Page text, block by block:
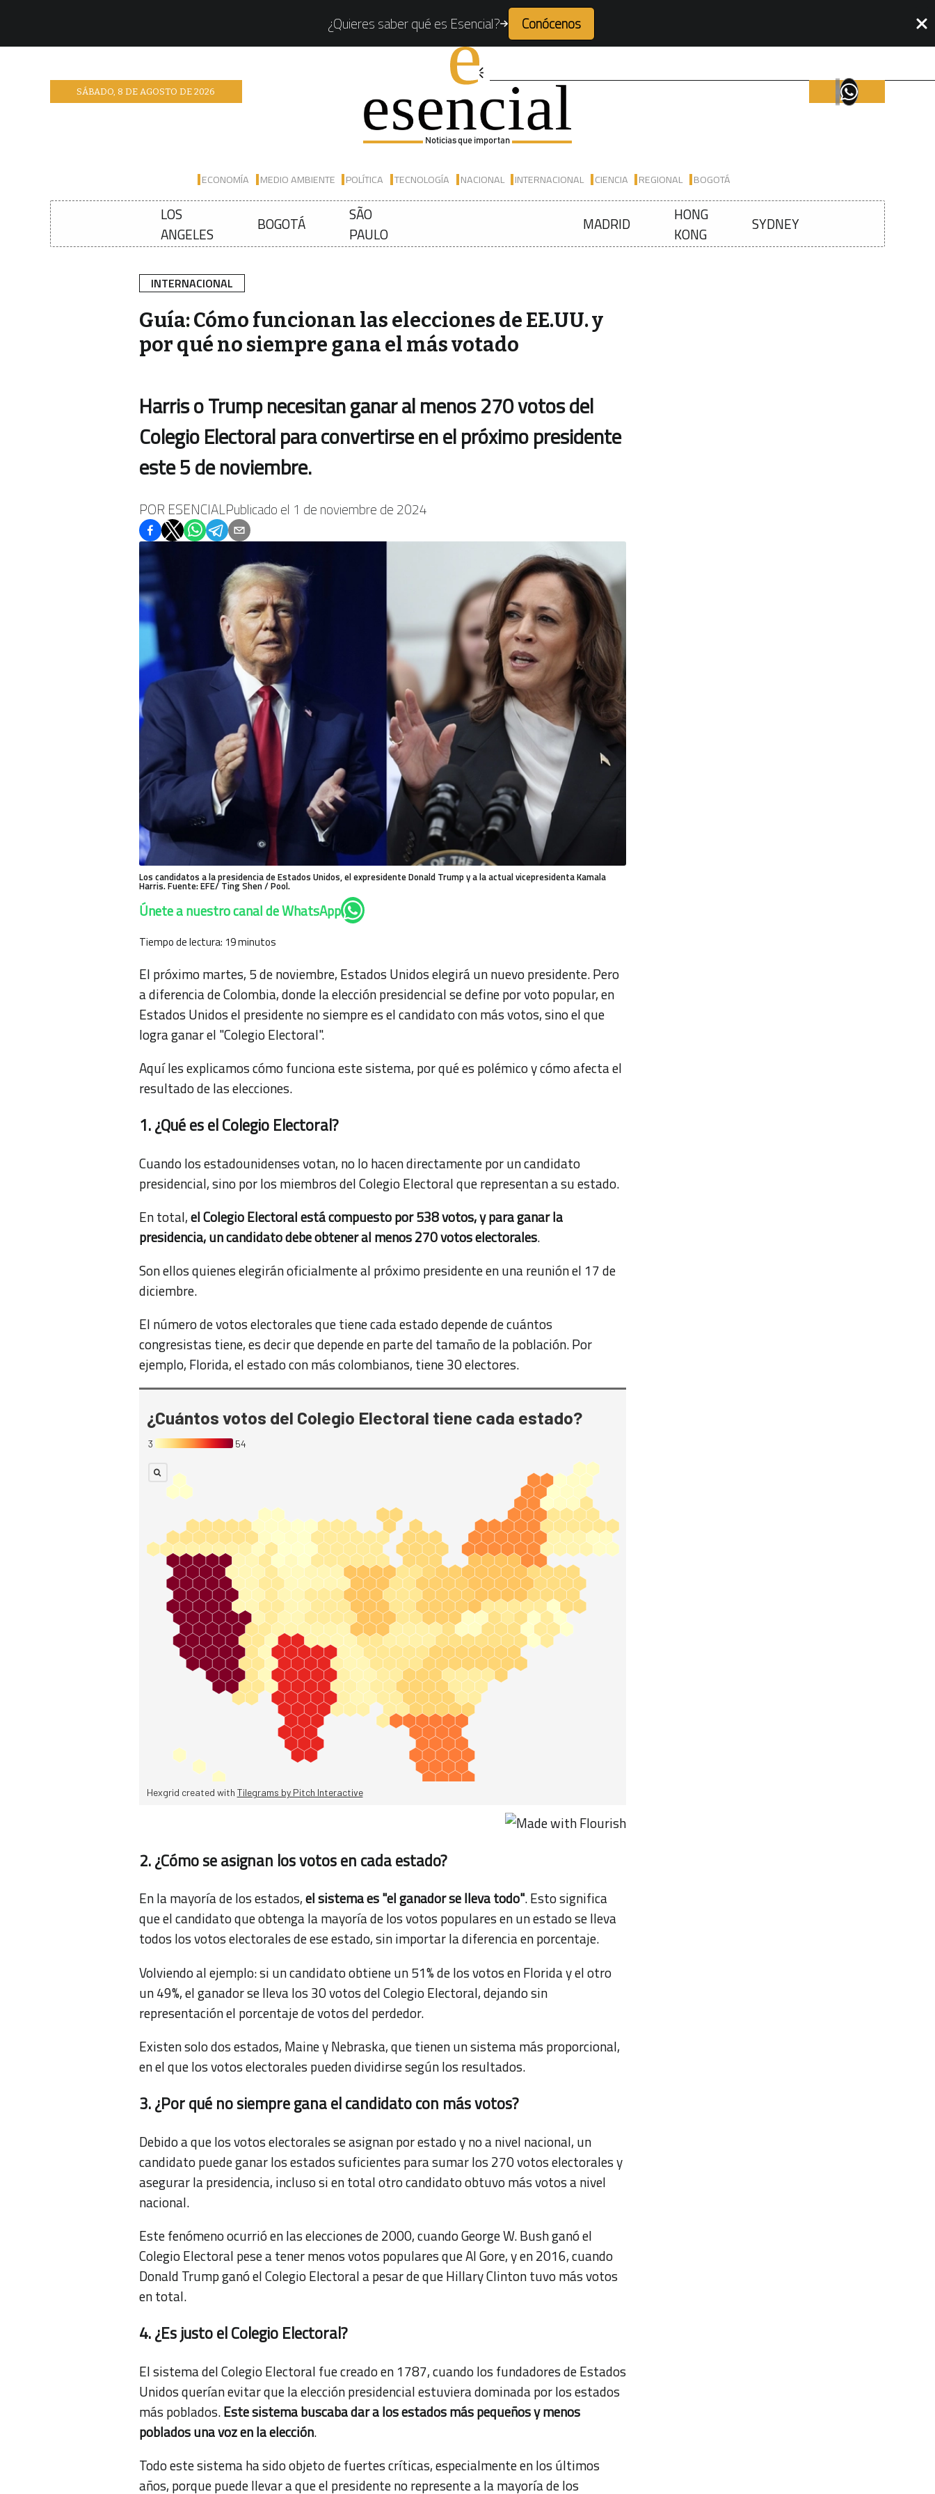
¿Quieres saber qué es Esencial? Conócenos
Noticias que importan
ECONOMÍA MEDIO AMBIENTE POLÍTICA TECNOLOGÍA NACIONAL INTERNACIONAL CIENCIA REGIONAL BOGOTÁ
SÁBADO, 8 DEAGOSTO DE2026
LOS
ANGELES
BOGOTÁ
SÃO
PAULO
MADRID
HONG
KONG
SYDNEY
INTERNACIONAL
Guía: Cómo funcionan las elecciones de EE.UU. y
por qué no siempre gana el más votado
Harris o Trump necesitan ganar al menos 270 votos del
Colegio Electoral para convertirse en el próximo presidente
este 5 de noviembre.
POR ESENCIALPublicado el 1 de noviembre de 2024
Los candidatos a la presidencia de Estados Unidos, el expresidente Donald Trump y a la actual vicepresidenta Kamala
Harris. Fuente: EFE/ Ting Shen / Pool.
Únete a nuestro canal de WhatsApp
Tiempo de lectura: 19minutos
El próximo martes, 5 de noviembre, Estados Unidos elegirá un nuevo presidente. Pero
a diferencia de Colombia, donde la elección presidencial se define por voto popular, en
Estados Unidos el presidente no siempre es el candidato con más votos, sino el que
logra ganar el "Colegio Electoral".
Aquí les explicamos cómo funciona este sistema, por qué es polémico y cómo afecta el
resultado de las elecciones.
1. ¿Qué es el Colegio Electoral?
Cuando los estadounidenses votan, no lo hacen directamente por un candidato
presidencial, sino por los miembros del Colegio Electoral que representan a su estado.
En total,el Colegio Electoral está compuesto por 538 votos, y para ganar la
presidencia, un candidato debe obtener al menos 270 votos electorales.
Son ellos quienes elegirán oficialmente al próximo presidente en una reunión el 17 de
diciembre.
El número de votos electorales que tiene cada estado depende de cuántos
congresistas tiene, es decir que depende en parte del tamaño de la población. Por
ejemplo, Florida, el estado con más colombianos, tiene 30 electores.
2. ¿Cómo se asignan los votos en cada estado?
En la mayoría de los estados,el sistema es "el ganador se lleva todo". Esto significa
que el candidato que obtenga la mayoría de los votos populares en un estado se lleva
todos los votos electorales de ese estado, sin importar la diferencia en porcentaje.
Volviendo al ejemplo: si un candidato obtiene un 51% de los votos en Florida y el otro
un 49%, el ganador se lleva los 30 votos del Colegio Electoral, dejando sin
representación el porcentaje de votos del perdedor.
Existen solo dos estados, Maine y Nebraska, que tienen un sistema más proporcional,
en el que los votos electorales pueden dividirse según los resultados.
3. ¿Por qué no siempre gana el candidato con más votos?
Debido a que los votos electorales se asignan por estado y no a nivel nacional, un
candidato puede ganar los estados suficientes para sumar los 270 votos electorales y
asegurar la presidencia, incluso si en total otro candidato obtuvo más votos a nivel
nacional.
Este fenómeno ocurrió en las elecciones de 2000, cuando George W. Bush ganó el
Colegio Electoral pese a tener menos votos populares que Al Gore, y en 2016, cuando
Donald Trump ganó el Colegio Electoral a pesar de que Hillary Clinton tuvo más votos
en total.
4. ¿Es justo el Colegio Electoral?
El sistema del Colegio Electoral fue creado en 1787, cuando los fundadores de Estados
Unidos querían evitar que la elección presidencial estuviera dominada por los estados
más poblados.Este sistema buscaba dar a los estados más pequeños y menos
poblados una voz en la elección.
Todo este sistema ha sido objeto de fuertes críticas, especialmente en los últimos
años, porque puede llevar a que el presidente no represente a la mayoría de los